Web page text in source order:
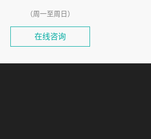
（周一至周日）
在线咨询